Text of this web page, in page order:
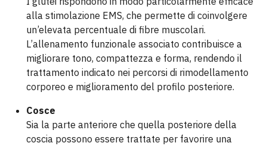
alla stimolazione EMS, che permette di coinvolgere
un’elevata percentuale di fibre muscolari.
L’allenamento funzionale associato contribuisce a
migliorare tono, compattezza e forma, rendendo il
trattamento indicato nei percorsi di rimodellamento
corporeo e miglioramento del profilo posteriore.
Cosce
Sia la parte anteriore che quella posteriore della
coscia possono essere trattate per favorire una